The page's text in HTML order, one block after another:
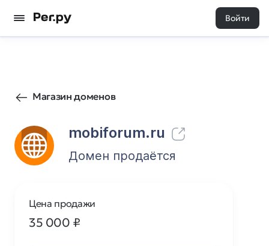
Войти
Магазин доменов
mobiforum.ru
236 0
Домен продаётся
Цена продажи
35 000 ₽